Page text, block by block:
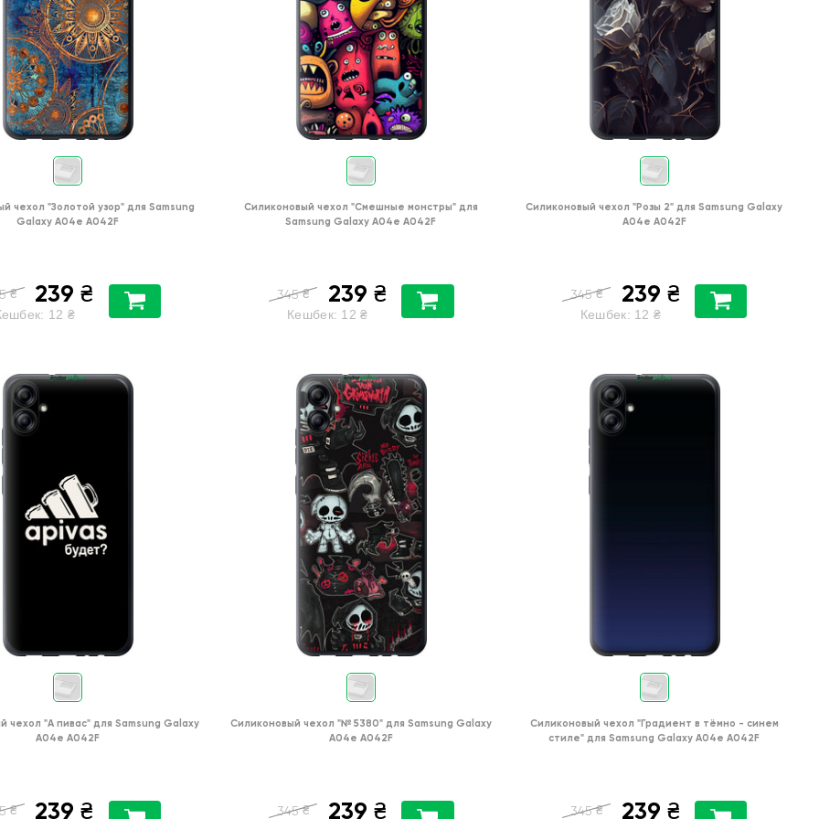
чехол "Золотой узор" для Samsung
Galaxy A04e A042F
₴ 239 ₴
12 ₴
Силиконовый чехол "Cмешные монстры" для
Samsung Galaxy A04e A042F
345 ₴ 239 ₴
Кешбек: 12 ₴
Силиконовый чехол "Розы 2" для Samsung Galaxy
A04e A042F
345 ₴ 239 ₴
Кешбек: 12 ₴
чехол "А пивас" для Samsung Galaxy
A04e A042F
₴ 239 ₴
Силиконовый чехол "№ 5380" для Samsung Galaxy
A04e A042F
345 ₴ 239 ₴
Силиконовый чехол "Градиент в тёмно - синем
стиле" для Samsung Galaxy A04e A042F
345 ₴ 239 ₴